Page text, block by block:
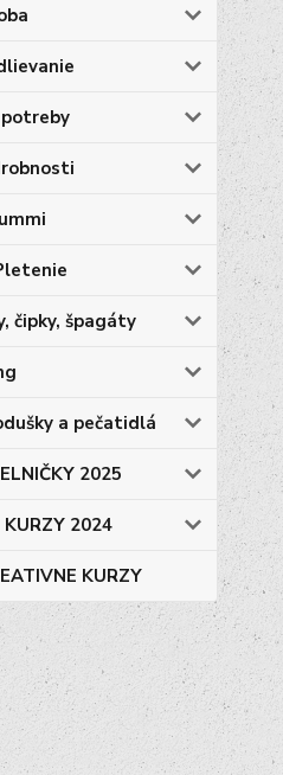
čipky, špagáty
a pečatidlá
2025
KURZY 2024
KURZY